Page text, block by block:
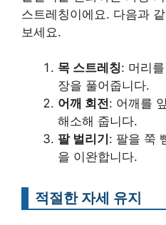
스트레칭이에요. 다음과
보세요.
목 스트레칭: 머리
장을 풀어줍니다.
어깨 회전: 어깨를
해소해 줍니다.
팔 벌리기 : 팔을 쭉
을 이완합니다.
적절한 자세 유지